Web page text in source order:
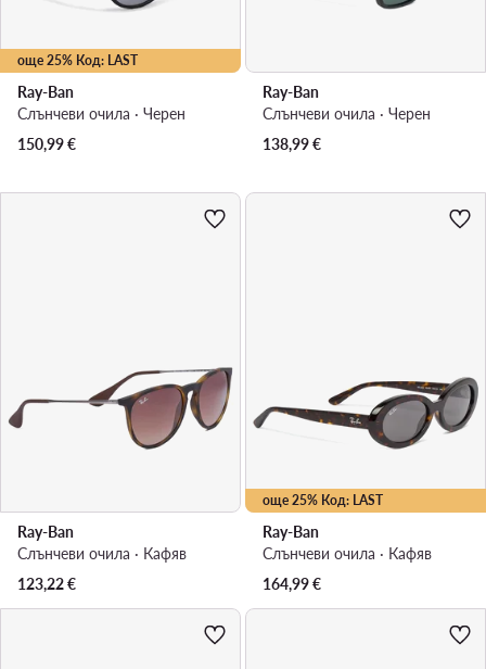
още 25% Код: LAST
Ray-Ban
Слънчеви очила · Черен
150,99€
Ray-Ban
Слънчеви очила · Черен
138,99€
Ray-Ban
Слънчеви очила · Кафяв
123,22€
още 25% Код: LAST
Ray-Ban
Слънчеви очила · Кафяв
164,99€